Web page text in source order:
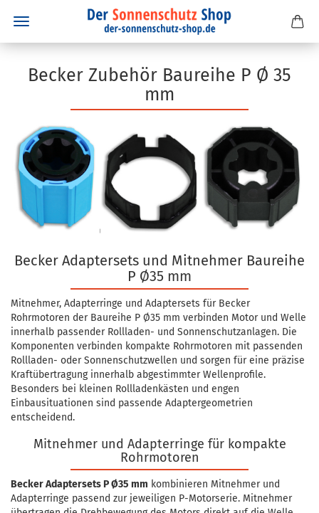
Becker Zubehör Baureihe P Ø 35
mm
Becker Adaptersets und Mitnehmer Baureihe
P Ø35 mm
Mitnehmer, Adapterringe und Adaptersets für Becker
Rohrmotoren der Baureihe P Ø35 mm verbinden Motor und Welle
innerhalb passender Rollladen- und Sonnenschutzanlagen. Die
Komponenten verbinden kompakte Rohrmotoren mit passenden
Rollladen- oder Sonnenschutzwellen und sorgen für eine präzise
Kraftübertragung innerhalb abgestimmter Wellenprofile.
Besonders bei kleinen Rollladenkästen und engen
Einbausituationen sind passende Adaptergeometrien
entscheidend.
Mitnehmer und Adapterringe für kompakte
Rohrmotoren
Becker Adaptersets P Ø35 mm kombinieren Mitnehmer und
Adapterringe passend zur jeweiligen P-Motorserie. Mitnehmer